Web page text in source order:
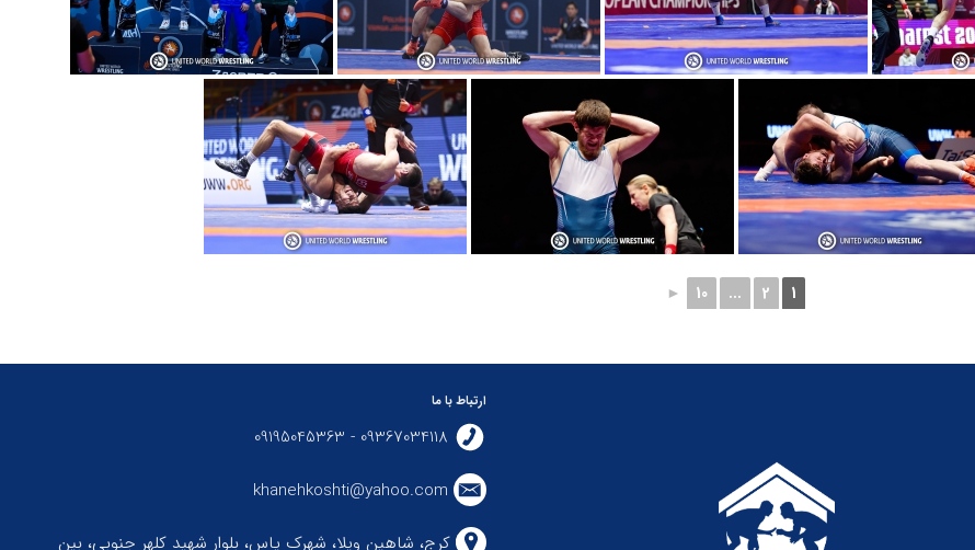
1
2
...
10
►
ارتباط با ما
09367034118 - 09195045363
khanehkoshti@yahoo.com
کرج، شاهین ویلا، شهرک یاس، بلوار شهید کلهر جنوبی، بین